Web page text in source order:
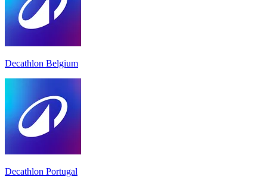
Decathlon Belgium
Decathlon Portugal